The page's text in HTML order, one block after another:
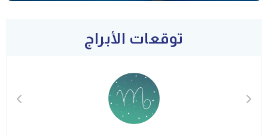
توقعات الأبراج